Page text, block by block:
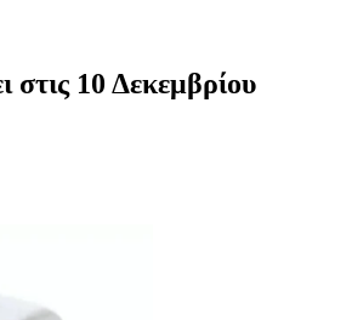
10 Δεκεμβρίου